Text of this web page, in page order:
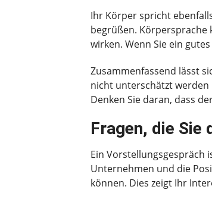
Ihr Körper spricht
begrüßen. Körpersprache
wirken. Wenn Sie ein
Zusammenfassend lässt
nicht unterschätzt werden
Denken Sie daran, dass
Fragen, die
Ein Vorstellungsgespräch
Unternehmen und die
können. Dies zeigt Ihr